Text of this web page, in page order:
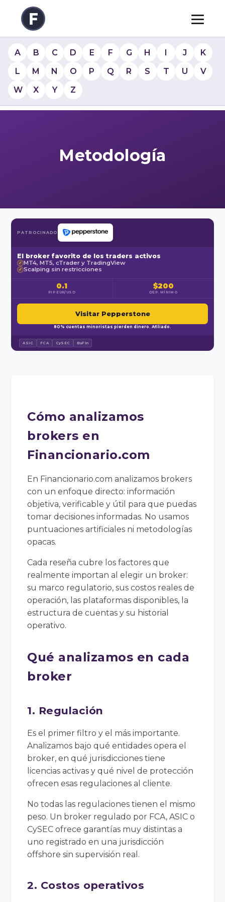
A B C D E F G H I J
K
L
M N O P Q R S T U
V
W
X Y Z
Metodología
PATROCINADO
El broker favorito de los traders activos
✓ MT4, MT5, cTrader y TradingView
✓ Scalping sin restricciones
0.1
PIP EUR/USD
$200
DEP. MÍNIMO
Visitar Pepperstone
80% cuentas minoristas pierden dinero. Afiliado.
ASIC FCA CySEC BaFin
Cómo analizamos
brokers en
Financionario.com
En Financionario.com analizamos brokers
con un enfoque directo: información
objetiva, verificable y útil para que puedas
tomar decisiones informadas. No usamos
puntuaciones artificiales ni metodologías
opacas.
Cada reseña cubre los factores que
realmente importan al elegir un broker:
su marco regulatorio, sus costos reales de
operación, las plataformas disponibles, la
estructura de cuentas y su historial
operativo.
Qué analizamos en cada
broker
1. Regulación
Es el primer filtro y el más importante.
Analizamos bajo qué entidades opera el
broker, en qué jurisdicciones tiene
licencias activas y qué nivel de protección
ofrecen esas regulaciones al cliente.
No todas las regulaciones tienen el mismo
peso. Un broker regulado por FCA, ASIC o
CySEC ofrece garantías muy distintas a
uno registrado en una jurisdicción
offshore sin supervisión real.
2. Costos operativos